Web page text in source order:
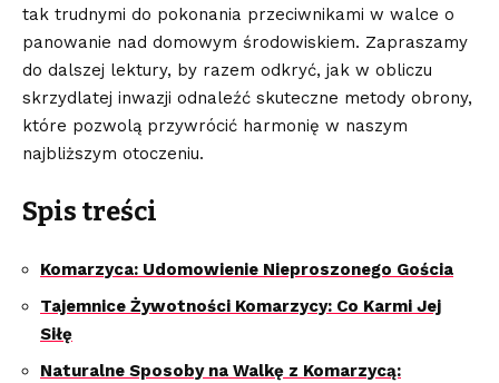
tak trudnymi do pokonania przeciwnikami w walce o
panowanie nad domowym środowiskiem. Zapraszamy
do dalszej lektury, by razem odkryć, jak w obliczu
skrzydlatej inwazji odnaleźć ⁤skuteczne metody obrony,
‍które‌ pozwolą przywrócić harmonię w naszym
najbliższym​ otoczeniu.
Spis treści
Komarzyca: Udomowienie‌ Nieproszonego Gościa
Tajemnice ‍Żywotności Komarzycy: Co ‌Karmi ​Jej
Siłę
Naturalne ⁤Sposoby na‍ Walkę z Komarzycą: